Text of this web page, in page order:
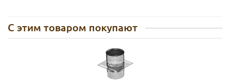
С этим товаром покупают